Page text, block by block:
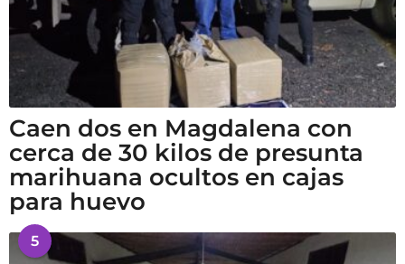
Caen dos en Magdalena con
cerca de 30 kilos de presunta
marihuana ocultos en cajas
para huevo
5